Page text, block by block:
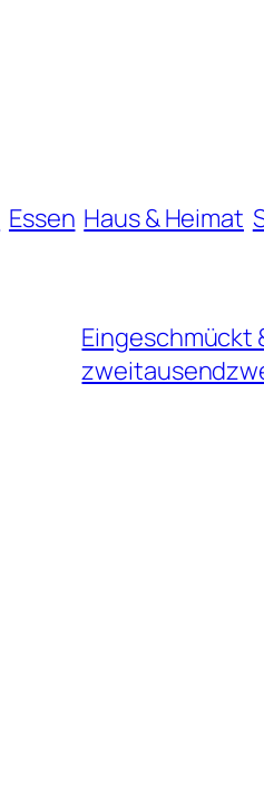
Essen Haus & Heimat
Eingeschmückt